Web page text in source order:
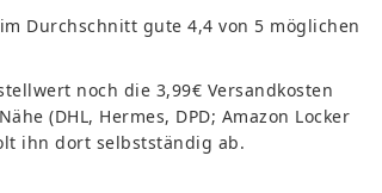
Durchschnitt gute 4,4 von 5 möglichen
noch die 3,99€ Versandkosten
(DHL, Hermes, DPD; Amazon Locker
ihn dort selbstständig ab.